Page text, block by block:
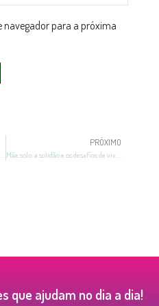
navegador para a próxima
Parto humanizado: entenda o que é e como funciona
PRÓXIMO
Mãe solo: a solidão e os desafios de viver a maternidade sozinha
que ajudam no dia a dia!